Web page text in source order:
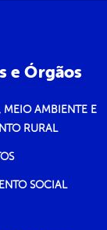
e Órgãos
MEIO AMBIENTE E
RURAL
SOCIAL